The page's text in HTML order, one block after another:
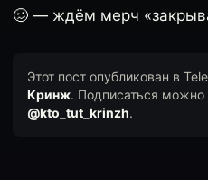
🥴 — ждём мерч
Этот пост опубликован в
Кринж. Подписаться можно
@kto_tut_krinzh.